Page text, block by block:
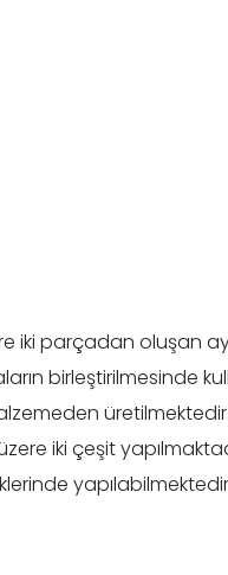
iki parçadan oluşan
birleştirilmesinde
iki çeşit